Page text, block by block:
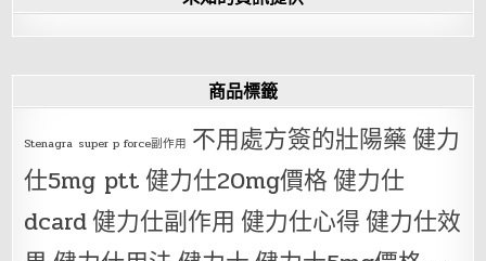
商品標籤
Stenagra super p force副作用 不用處方簽的壯陽藥健力
仕5mg ptt健力仕20mg價格健力仕
dcard健力仕副作用 健力仕心得健力仕效